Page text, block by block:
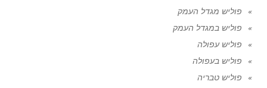
פוליש מגדל העמק
פוליש במגדל העמק
פוליש עפולה
פוליש בעפולה
פוליש טבריה